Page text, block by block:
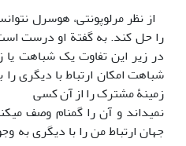
از نظر مرلوپونتی، هوسرل
را حل کند. به گفتة او درست
در زیر این تفاوت یک شباهت
شباهت امکان ارتباط با دیگری را
زمینۀ مشترک را از آن کسی
نمی­داند و آن را گمنام وصف
جهان ارتباط من را با دیگری به